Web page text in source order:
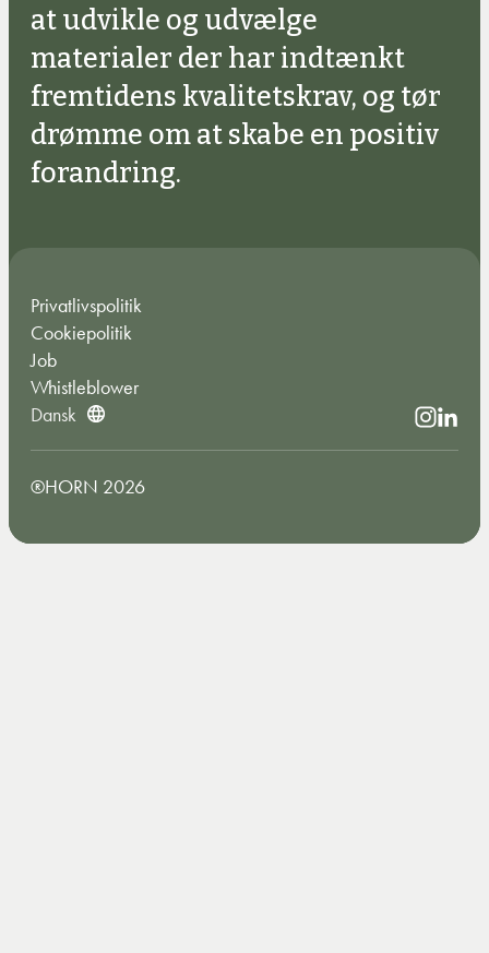
at udvikle og udvælge
materialer der har indtænkt
fremtidens kvalitetskrav, og tør
drømme om at skabe en positiv
forandring.
®HORN 2026
Privatlivspolitik
Cookiepolitik
Job
Whistleblower
Dansk